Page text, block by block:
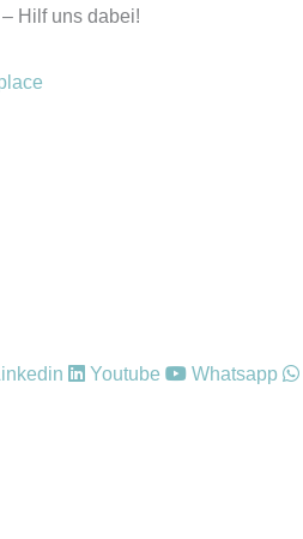
Hilf uns dabei!
Youtube
Whatsapp